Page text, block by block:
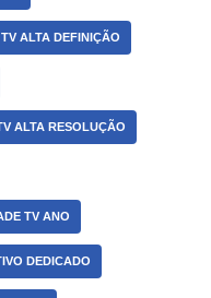
ALTA DEFINIÇÃO
ALTA RESOLUÇÃO
TV ANO
DEDICADO